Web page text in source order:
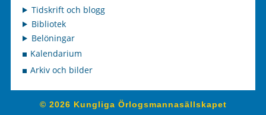
Tidskrift och blogg
Bibliotek
Belöningar
Kalendarium
Arkiv och bilder
© 2026 Kungliga Örlogsmannasällskapet